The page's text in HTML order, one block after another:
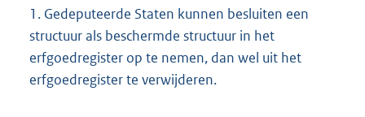
1. Gedeputeerde Staten kunnen besluiten een
structuur als beschermde structuur in het
erfgoedregister op te nemen, dan wel uit het
erfgoedregister te verwijderen.